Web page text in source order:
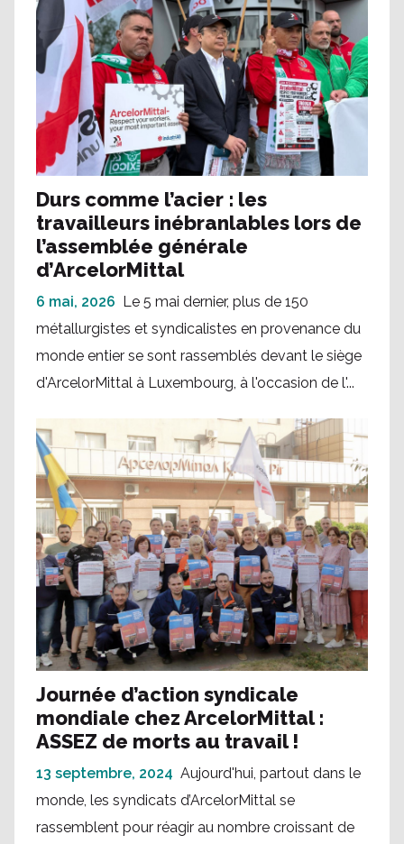
Durs comme l’acier : les
travailleurs inébranlables lors de
l’assemblée générale
d’ArcelorMittal
6 mai, 2026
Le 5 mai dernier, plus de 150
métallurgistes et syndicalistes en provenance du
monde entier se sont rassemblés devant le siège
d'ArcelorMittal à Luxembourg, à l'occasion de l'...
Journée d’action syndicale
mondiale chez ArcelorMittal :
ASSEZ de morts au travail !
13 septembre, 2024 Aujourd'hui, partout dans le
monde, les syndicats d’ArcelorMittal se
rassemblent pour réagir au nombre croissant de